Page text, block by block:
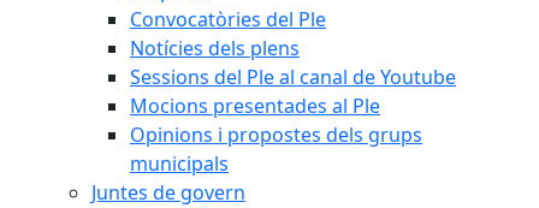
Convocatòries del Ple
Notícies dels plens
Sessions del Ple al canal de Youtube
Mocions presentades al Ple
Opinions i propostes dels grups
municipals
Juntes de govern